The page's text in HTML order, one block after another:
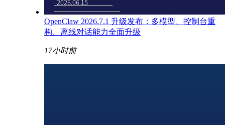
OpenClaw 2026.7.1 升级发布：多模型、控制台重
构、离线对话能力全面升级
17小时前